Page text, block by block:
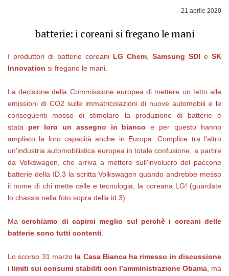
21 aprile 2020
batterie: i coreani si fregano le mani
I produttori di batterie coreani LG Chem, Samsung SDI e SK
Innovation si fregano le mani.
La decisione della Commissione europea di mettere un tetto alle
emissioni di CO2 sulle immatricolazioni di nuove automobili e le
conseguenti mosse di stimolare la produzione di batterie è
stata per loro un assegno in bianco e per questo hanno
ampliato la loro capacità anche in Europa. Complice tra l'altro
un'industria automobilistica europea in totale confusione, a partire
da Volkswagen, che arriva a mettere sull'involucro del paccone
batterie della ID.3 la scritta Volkswagen quando andrebbe messo
il nome di chi mette celle e tecnologia, la coreana LG! (guardate
lo chassis nella foto sopra della id.3)
Macerchiamo di capirci meglio sul perchè i coreani delle
batterie sono tutti contenti.
Lo scorso 31 marzo la Casa Bianca ha rimesso in discussione
i limiti sui consumi stabiliti con l’amministrazione Obama, ma